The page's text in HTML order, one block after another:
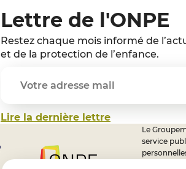
Lettre de l'ONPE
Restez chaque mois informé de
et de la protection de l’enfance.
Lire la dernière lettre
Le
service